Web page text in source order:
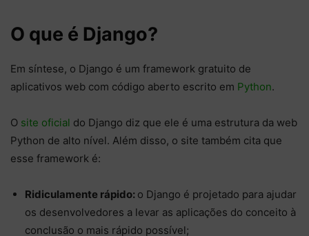
O que é Django?
Em síntese, o Django é um framework gratuito de
aplicativos web com código aberto escrito em Python.
O site oficial do Django diz que ele é uma estrutura da web
Python de alto nível. Além disso, o site também cita que
esse framework é:
Ridiculamente rápido: o Django é projetado para ajudar
os desenvolvedores a levar as aplicações do conceito à
conclusão o mais rápido possível;